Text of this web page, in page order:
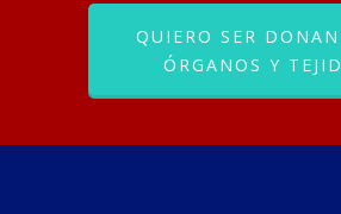
QUIERO SER
ÓRGANOS Y